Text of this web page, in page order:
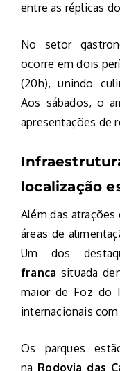
entre as réplicas
No setor
ocorre em dois
(20h), unindo
Aos sábados, o
apresentações de
localização
Além das
áreas de
Um dos
franca situada
maior de Foz do
internacionais
Os parques
na Rodovia das